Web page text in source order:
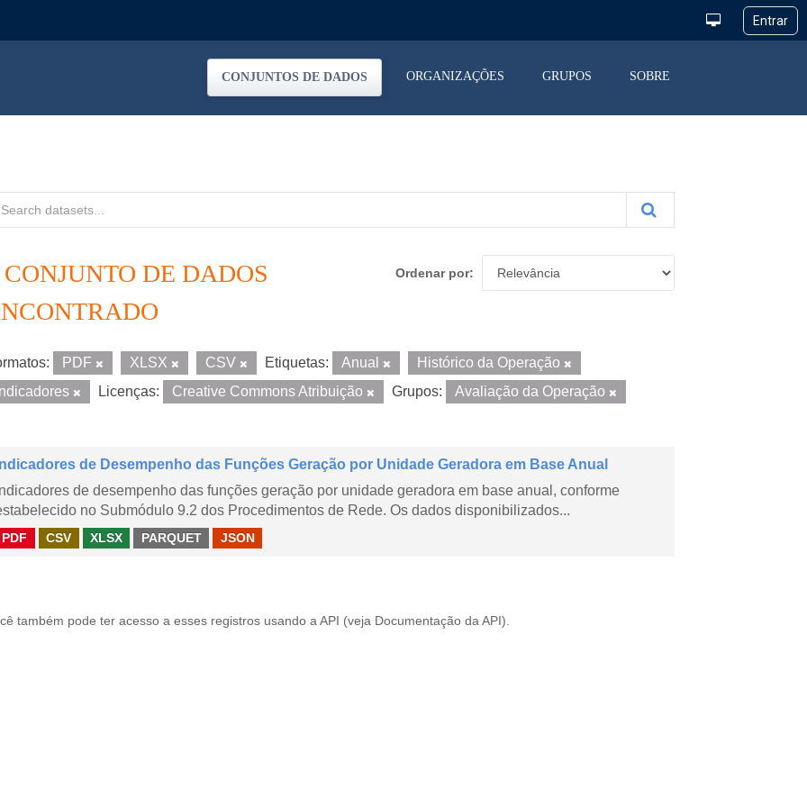
CONJUNTOS DE DADOS ORGANIZAÇÕES GRUPOS SOBRE
Ordenar por
CONJUNTO DE DADOS
PDF XLSX CSV Etiquetas: Anual
Histórico da Operação
Indicadores
Licenças: Creative Commons Atribuição Grupos: Avaliação da Operação
Indicadores de Desempenho das Funções Geração por Unidade Geradora em Base Anual
Indicadores de desempenho das funções geração por unidade geradora em base anual, conforme
no Submódulo 9.2 dos Procedimentos de Rede. Os dados disponibilizados...
PDF CSV XLSX PARQUET JSON
também pode ter acesso a esses registros usando a API (veja Documentação da API ).